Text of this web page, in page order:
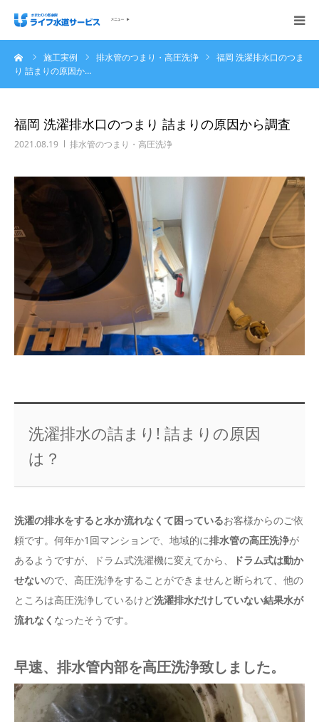
施工実例 排水管のつまり・高圧洗浄
福岡 洗濯排水口のつま
り 詰まりの原因か…
福岡 洗濯排水口のつまり 詰まりの原因から調査
2021.08.19 排水管のつまり・高圧洗浄
洗濯排水の詰まり! 詰まりの原因
は？
洗濯の排水をすると水か流れなくて困っているお客様からのご依
頼です。何年か1回マンションで、地域的に排水管の高圧洗浄が
あるようですが、ドラム式洗濯機に変えてから、
ドラム式は動か
せないので、高圧洗浄をすることができませんと断られて、他の
ところは高圧洗浄しているけど洗濯排水だけしていない結果水が
流れなく なったそうです。
早速、排水管内部を高圧洗浄致しました。
会社概要
ご依頼の流れ
サービス内容・料金
ご相談無料お問い合わせください